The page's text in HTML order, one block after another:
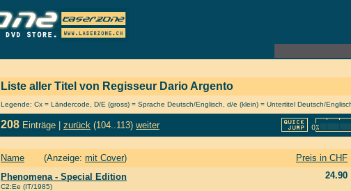
Liste aller Titel von Regisseur Dario Argento
Legende: Cx = Ländercode, D/E (gross) = Sprache Deutsch/Englisch, d/e (klein) = Untertitel Deutsch/
208 Einträge | zurück (104..113) weiter
Name (Anzeige: mit Cover) Preis in CHF
Phenomena - Special Edition
C2:Ee (IT/1985)
24.90